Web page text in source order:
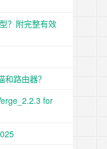
？附完整有效
路由器？
for